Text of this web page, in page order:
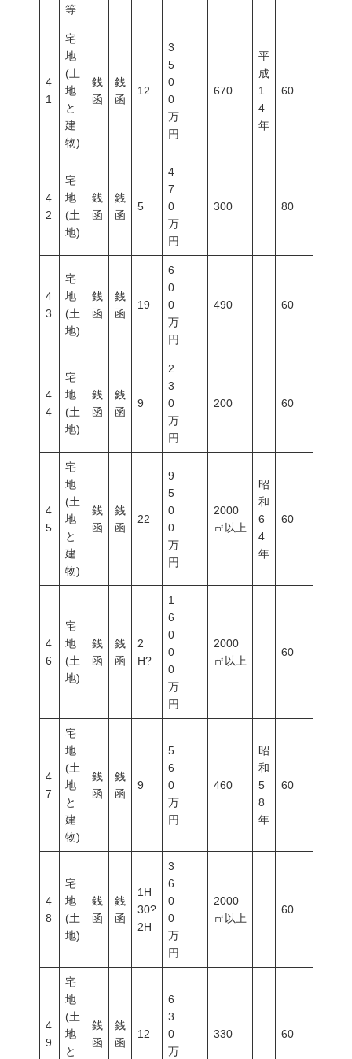
等
4
1
宅
地
(土
地
と
建
物)
銭
函
銭
函
12
3
5
0
0
万
円
670
平
成
1
4
年
60
4
2
宅
地
(土
地)
銭
函
銭
函
5
4
7
0
万
円
300 80
4
3
宅
地
(土
地)
銭
函
銭
函
19
6
0
0
万
円
490 60
4
4
宅
地
(土
地)
銭
函
銭
函
9
2
3
0
万
円
200 60
4
5
宅
地
(土
地
と
建
物)
銭
函
銭
函
22
9
5
0
0
万
円
2000
㎡以上
昭
和
6
4
年
60
4
6
宅
地
(土
地)
銭
函
銭
函
2
H?
1
6
0
0
0
万
円
2000
㎡以上
60
4
7
宅
地
(土
地
と
建
物)
銭
函
銭
函
9
5
6
0
万
円
460
昭
和
5
8
年
60
4
8
宅
地
(土
地)
銭
函
銭
函
1H
30?
2H
3
6
0
0
万
円
2000
㎡以上
60
4
9
宅
地
(土
地
と
銭
函
銭
函
12
6
3
0
万
330 60